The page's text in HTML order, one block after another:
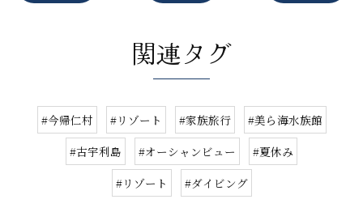
関連タグ
#今帰仁村 #リゾート #家族旅行
#美ら海水族館
#古宇利島
#オーシャンビュー
#夏休み
#リゾート
#ダイビング